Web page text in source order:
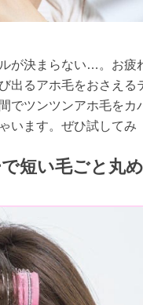
が決まらない…。お疲
出るアホ毛をおさえる
でツンツンアホ毛をカ
います。ぜひ試してみ
短い毛ごと丸め